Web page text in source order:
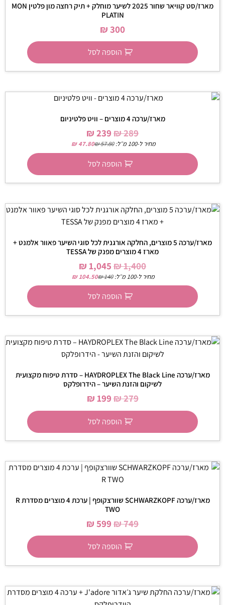
מארז/סט קוויאר שחור 2025 לשיער מוחלק + תיק רחצה מון פלטין MON
PLATIN
₪300
הוספה לסל
מארז/ערכה 4 מוצרים – וויט פלטיניום
₪289
₪239
מחיר ל-100 מ״ל: ₪57.80
₪47.80
הוספה לסל
מארז/ערכה 5 מוצרים, החלקה אורגנית לכל סוגי השיער פאוור אלמנט +
מארז 4 מוצרים מפנק של TESSA
₪1,400
₪1,045
מחיר ל-100 מ״ל: ₪140
₪104.50
הוספה לסל
מארז/ערכה HAYDROPLEX The Black Line – סדרת טיפוח מקצועית
לשיקום והזנת השיער – הידרופלקס
₪279
₪199
הוספה לסל
מארז/ערכה SCHWARZKOPF שוורצקופף | ערכת 4 מוצרים מסדרת R
TWO
₪749
₪599
הוספה לסל